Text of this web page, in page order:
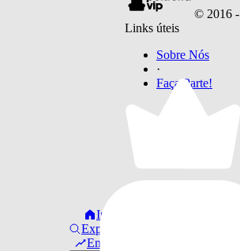
Início
Explorar
Em alta
© 2016 -
Links úteis
Sobre Nós
·
Faça Parte!